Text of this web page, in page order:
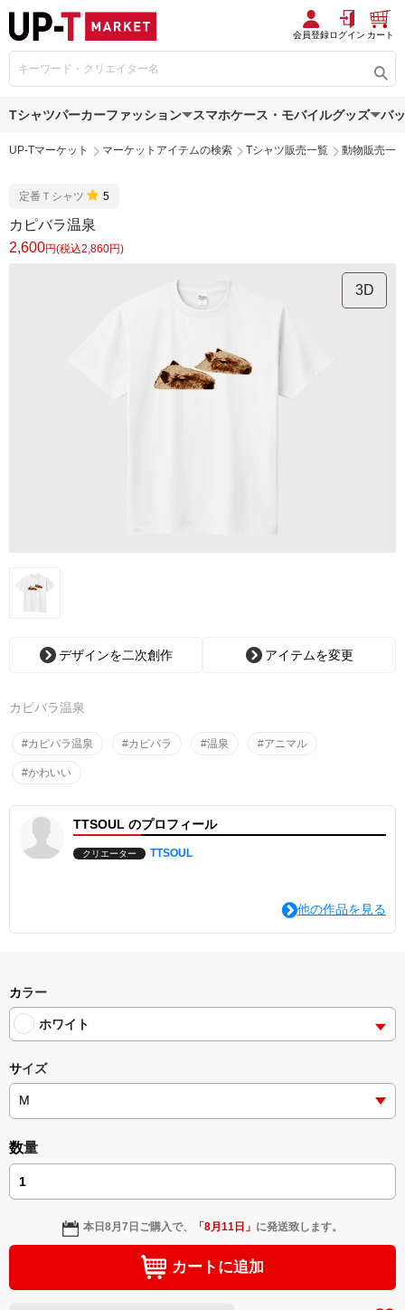
会員登録ログイン カート
Tシャツパーカーファッション スマホケース・モバイルグッズ バ
UP-Tマーケット マーケットアイテムの検索 Tシャツ販売一覧 動物販売一
定番Ｔシャツ 5
カピバラ温泉
2,600円(税込2,860円)
3D
デザインを二次創作 アイテムを変更
カピバラ温泉
#カピバラ温泉 #カピバラ #温泉 #アニマル
#かわいい
TTSOUL のプロフィール
クリエーター TTSOUL
他の作品を見る
カラー
ホワイト
サイズ
数量
本日8月7日 ご購入で、 「8月11日 」 に発送致します。
カートに追加